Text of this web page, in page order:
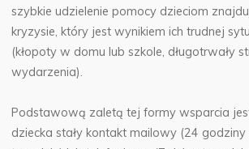
szybkie udzielenie pomocy dzieciom
kryzysie, który jest wynikiem ich trudnej
(kłopoty w domu lub szkole, długotrwały
wydarzenia).
Podstawową zaletą tej formy wsparcia
dziecka stały kontakt mailowy (24